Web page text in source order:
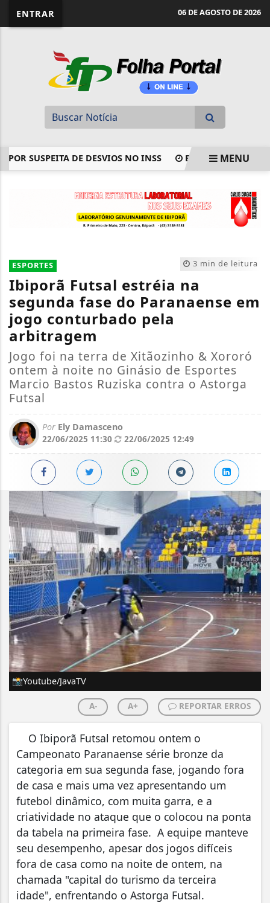
ENTRAR 06 DE AGOSTO DE 2026
SUSPEITA DE DESVIOS NO INSS ENADE 2026:MENU
3 min de leitura
ESPORTES
Ibiporã Futsal estréia na
segunda fase do Paranaense em
jogo conturbado pela
arbitragem
Jogo foi na terra de Xitãozinho & Xororó
ontem à noite no Ginásio de Esportes
Marcio Bastos Ruziska contra o Astorga
Futsal
Por Ely Damasceno
22/06/2025 11:30
22/06/2025 12:49
📸Youtube/JavaTV
A- A+ REPORTAR ERROS
O Ibiporã Futsal retomou ontem o
Campeonato Paranaense série bronze da
categoria em sua segunda fase, jogando fora
de casa e mais uma vez apresentando um
futebol dinâmico, com muita garra, e a
criatividade no ataque que o colocou na ponta
da tabela na primeira fase. A equipe manteve
seu desempenho, apesar dos jogos difíceis
fora de casa como na noite de ontem, na
chamada "capital do turismo da terceira
idade", enfrentando o Astorga Futsal.